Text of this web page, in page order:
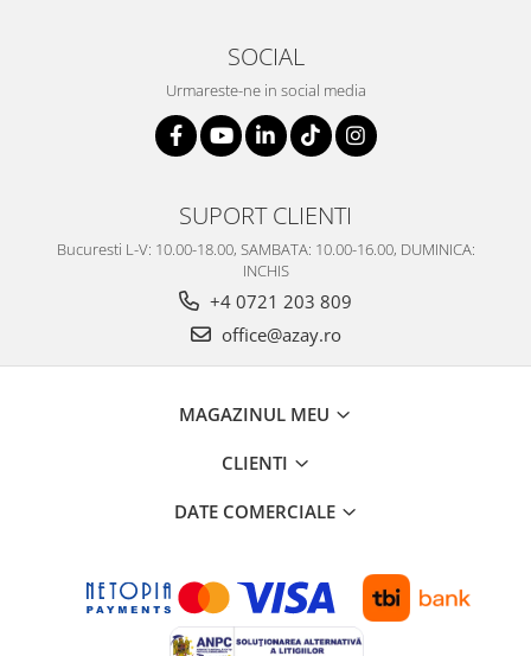
SOCIAL
Urmareste-ne in social media
SUPORT CLIENTI
Bucuresti L-V: 10.00-18.00, SAMBATA: 10.00-16.00, DUMINICA:
INCHIS
+4 0721 203 809
office@azay.ro
MAGAZINUL MEU
CLIENTI
DATE COMERCIALE